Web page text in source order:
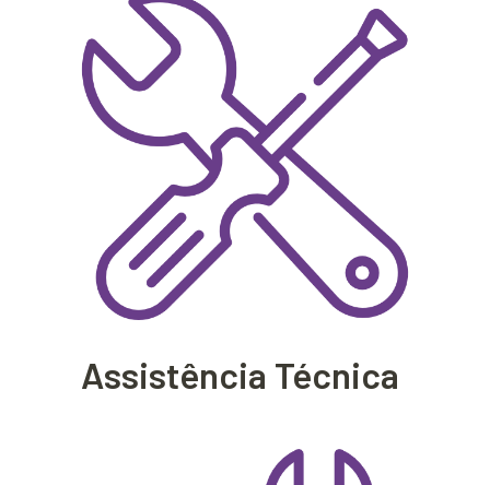
Assistência Técnica